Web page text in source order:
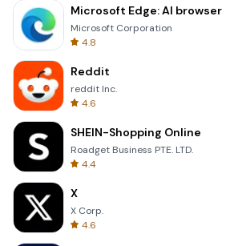
Microsoft Edge: AI browser
Microsoft Corporation
4.8
Reddit
reddit Inc.
4.6
SHEIN-Shopping Online
Roadget Business PTE. LTD.
4.4
X
X Corp.
4.6